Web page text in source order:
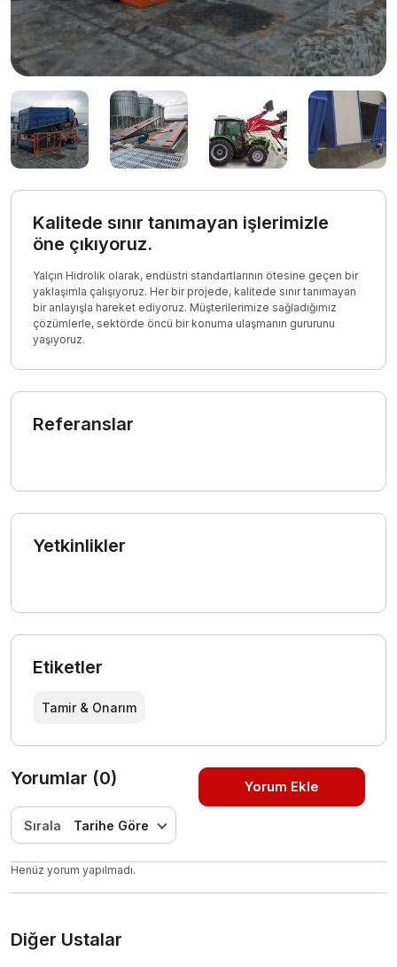
Kalitede sınır tanımayan işlerimizle
öne çıkıyoruz.
Yalçın Hidrolik olarak, endüstri standartlarının ötesine geçen bir
yaklaşımla çalışıyoruz. Her bir projede, kalitede sınır tanımayan
bir anlayışla hareket ediyoruz. Müşterilerimize sağladığımız
çözümlerle, sektörde öncü bir konuma ulaşmanın gururunu
yaşıyoruz.
Referanslar
Yetkinlikler
Etiketler
Tamir & Onarım
Yorumlar (0) Yorum Ekle
Sırala Tarihe Göre
Henüz yorum yapılmadı.
Diğer Ustalar